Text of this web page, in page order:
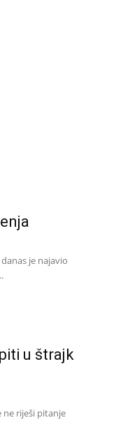
je najavio
u štrajk
ne riješi pitanje